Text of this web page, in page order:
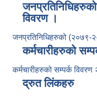
विवरण ।
जनप्रतिनिधिहरुको (२०७९-
कर्मचारीहरुको
कर्मचारीहरुको सम्पर्क विवरण
द्रुत लिंकहरु